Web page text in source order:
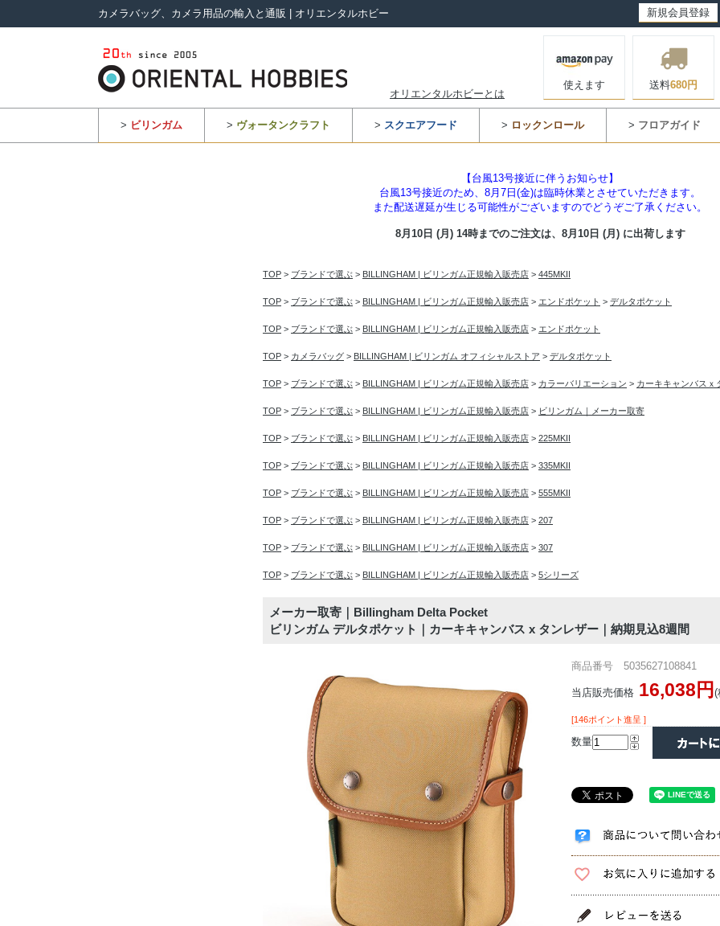
カメラバッグ、カメラ用品の輸入と通販 | オリエンタルホビー 新規会員登録
オリエンタルホビーとは
使えます 送料680円
> ビリンガム > ヴォータンクラフト > スクエアフード > ロックンロール > フロアガイド
【台風13号接近に伴うお知らせ】
台風13号接近のため、8月7日(金)は臨時休業とさせていただきます。
また配送遅延が生じる可能性がございますのでどうぞご了承ください。
8月10日 (月) 14時までのご注文は、 8月10日 (月) に出荷します
TOP > ブランドで選ぶ > BILLINGHAM | ビリンガム正規輸入販売店 > 445MKII
TOP > ブランドで選ぶ > BILLINGHAM | ビリンガム正規輸入販売店 > エンドポケット > デルタポケット
TOP > ブランドで選ぶ > BILLINGHAM | ビリンガム正規輸入販売店 > エンドポケット
TOP > カメラバッグ > BILLINGHAM | ビリンガム オフィシャルストア > デルタポケット
TOP > ブランドで選ぶ > BILLINGHAM | ビリンガム正規輸入販売店 > カラーバリエーション > カーキキャンバスｘ
TOP > ブランドで選ぶ > BILLINGHAM | ビリンガム正規輸入販売店 > ビリンガム｜メーカー取寄
TOP > ブランドで選ぶ > BILLINGHAM | ビリンガム正規輸入販売店 > 225MKII
TOP > ブランドで選ぶ > BILLINGHAM | ビリンガム正規輸入販売店 > 335MKII
TOP > ブランドで選ぶ > BILLINGHAM | ビリンガム正規輸入販売店 > 555MKII
TOP > ブランドで選ぶ > BILLINGHAM | ビリンガム正規輸入販売店 > 207
TOP > ブランドで選ぶ > BILLINGHAM | ビリンガム正規輸入販売店 > 307
TOP > ブランドで選ぶ > BILLINGHAM | ビリンガム正規輸入販売店 > 5シリーズ
メーカー取寄｜Billingham Delta Pocket
ビリンガム デルタポケット｜カーキキャンバス x タンレザー｜納期見込8週間
商品番号 5035627108841
当店販売価格 16,038円(
[146ポイント進呈 ]
数量